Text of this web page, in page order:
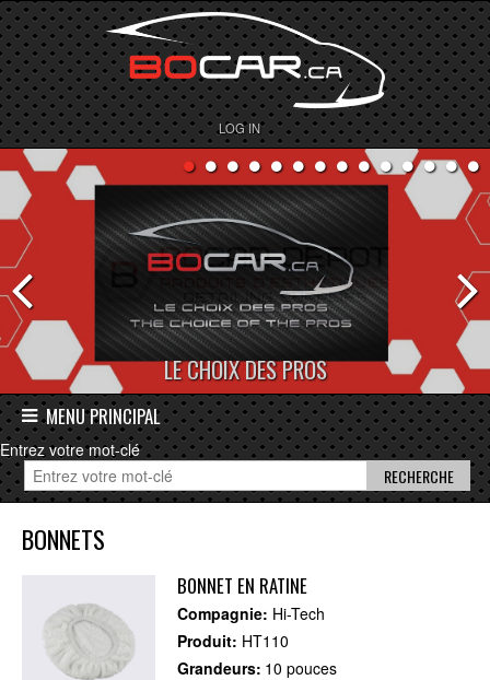
LOG IN
LE CHOIX DES PROS
BOCAR DEPOT
MENU PRINCIPAL
Entrez votre mot-clé
BONNETS
BONNET EN RATINE
Compagnie: Hi-Tech
Produit: HT110
Grandeurs: 10 pouces